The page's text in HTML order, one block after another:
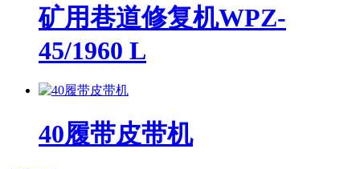
矿用巷道修复机WPZ-
45/1960 L
40履带皮带机